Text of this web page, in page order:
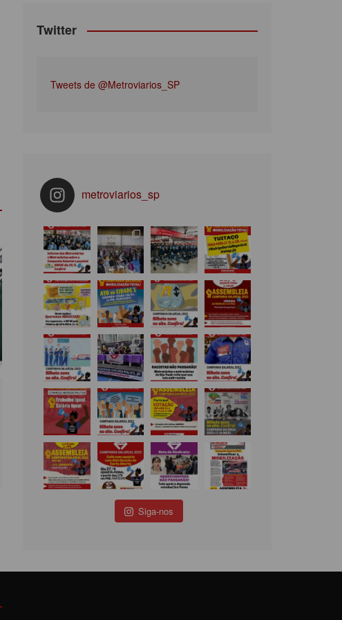
Twitter
Tweets de @Metroviarios_SP
metroviarios_sp
Siga-nos